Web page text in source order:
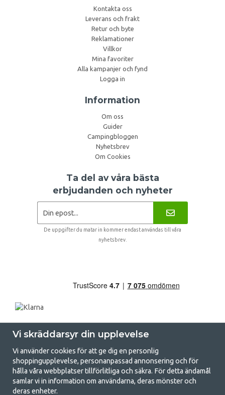
Kontakta oss
Leverans och frakt
Retur och byte
Reklamationer
Villkor
Mina favoriter
Alla kampanjer och fynd
Logga in
Information
Om oss
Guider
Campingbloggen
Nyhetsbrev
Om Cookies
Ta del av våra bästa
erbjudanden och nyheter
De uppgifter du matar in kommer endast användas till våra
nyhetsbrev.
GetCamping.se - Din butik för camping
Vi skräddarsyr din upplevelse
Vi använder cookies för att ge dig en personlig
shoppingupplevelse, personanpassad annonsering och för
hålla våra webbplatser tillförlitliga och säkra. För detta ändamål
samlar vi in information om användarna, deras mönster och
deras enheter.